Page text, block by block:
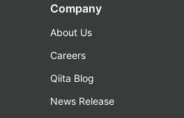
Company
About Us
Careers
Qiita Blog
News Release